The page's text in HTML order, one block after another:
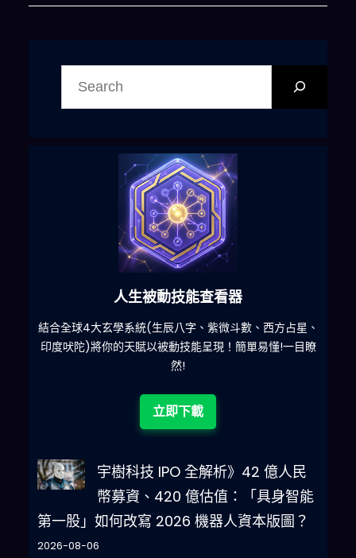
人生被動技能查看器
結合全球4大玄學系統(生辰八字、紫微斗數、西方占星、
印度吠陀)將你的天賦以被動技能呈現！簡單易懂!一目瞭
然!
立即下載
宇樹科技 IPO 全解析》42 億人民
幣募資、420 億估值：「具身智能
第一股」如何改寫 2026 機器人資本版圖？
2026-08-06